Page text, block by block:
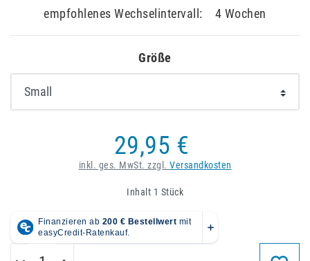
empfohlenes Wechselintervall: 4 Wochen
Größe
29,95 €
inkl. ges. MwSt. zzgl. Versandkosten
Inhalt 1 Stück